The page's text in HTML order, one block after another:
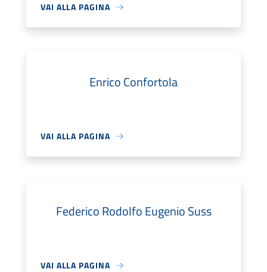
VAI ALLA PAGINA
Enrico Confortola
VAI ALLA PAGINA
Federico Rodolfo Eugenio Suss
VAI ALLA PAGINA